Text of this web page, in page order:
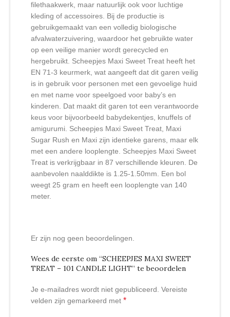
filethaakwerk, maar natuurlijk ook voor luchtige
kleding of accessoires. Bij de productie is
gebruikgemaakt van een volledig biologische
afvalwaterzuivering, waardoor het gebruikte water
op een veilige manier wordt gerecycled en
hergebruikt. Scheepjes Maxi Sweet Treat heeft het
EN 71-3 keurmerk, wat aangeeft dat dit garen veilig
is in gebruik voor personen met een gevoelige huid
en met name voor speelgoed voor baby’s en
kinderen. Dat maakt dit garen tot een verantwoorde
keus voor bijvoorbeeld babydekentjes, knuffels of
amigurumi. Scheepjes Maxi Sweet Treat, Maxi
Sugar Rush en Maxi zijn identieke garens, maar elk
met een andere looplengte. Scheepjes Maxi Sweet
Treat is verkrijgbaar in 87 verschillende kleuren. De
aanbevolen naalddikte is 1.25-1.50mm. Een bol
weegt 25 gram en heeft een looplengte van 140
meter.
Er zijn nog geen beoordelingen.
Wees de eerste om “SCHEEPJES MAXI SWEET
TREAT – 101 CANDLE LIGHT” te beoordelen
Je e-mailadres wordt niet gepubliceerd. Vereiste
velden zijn gemarkeerd met *